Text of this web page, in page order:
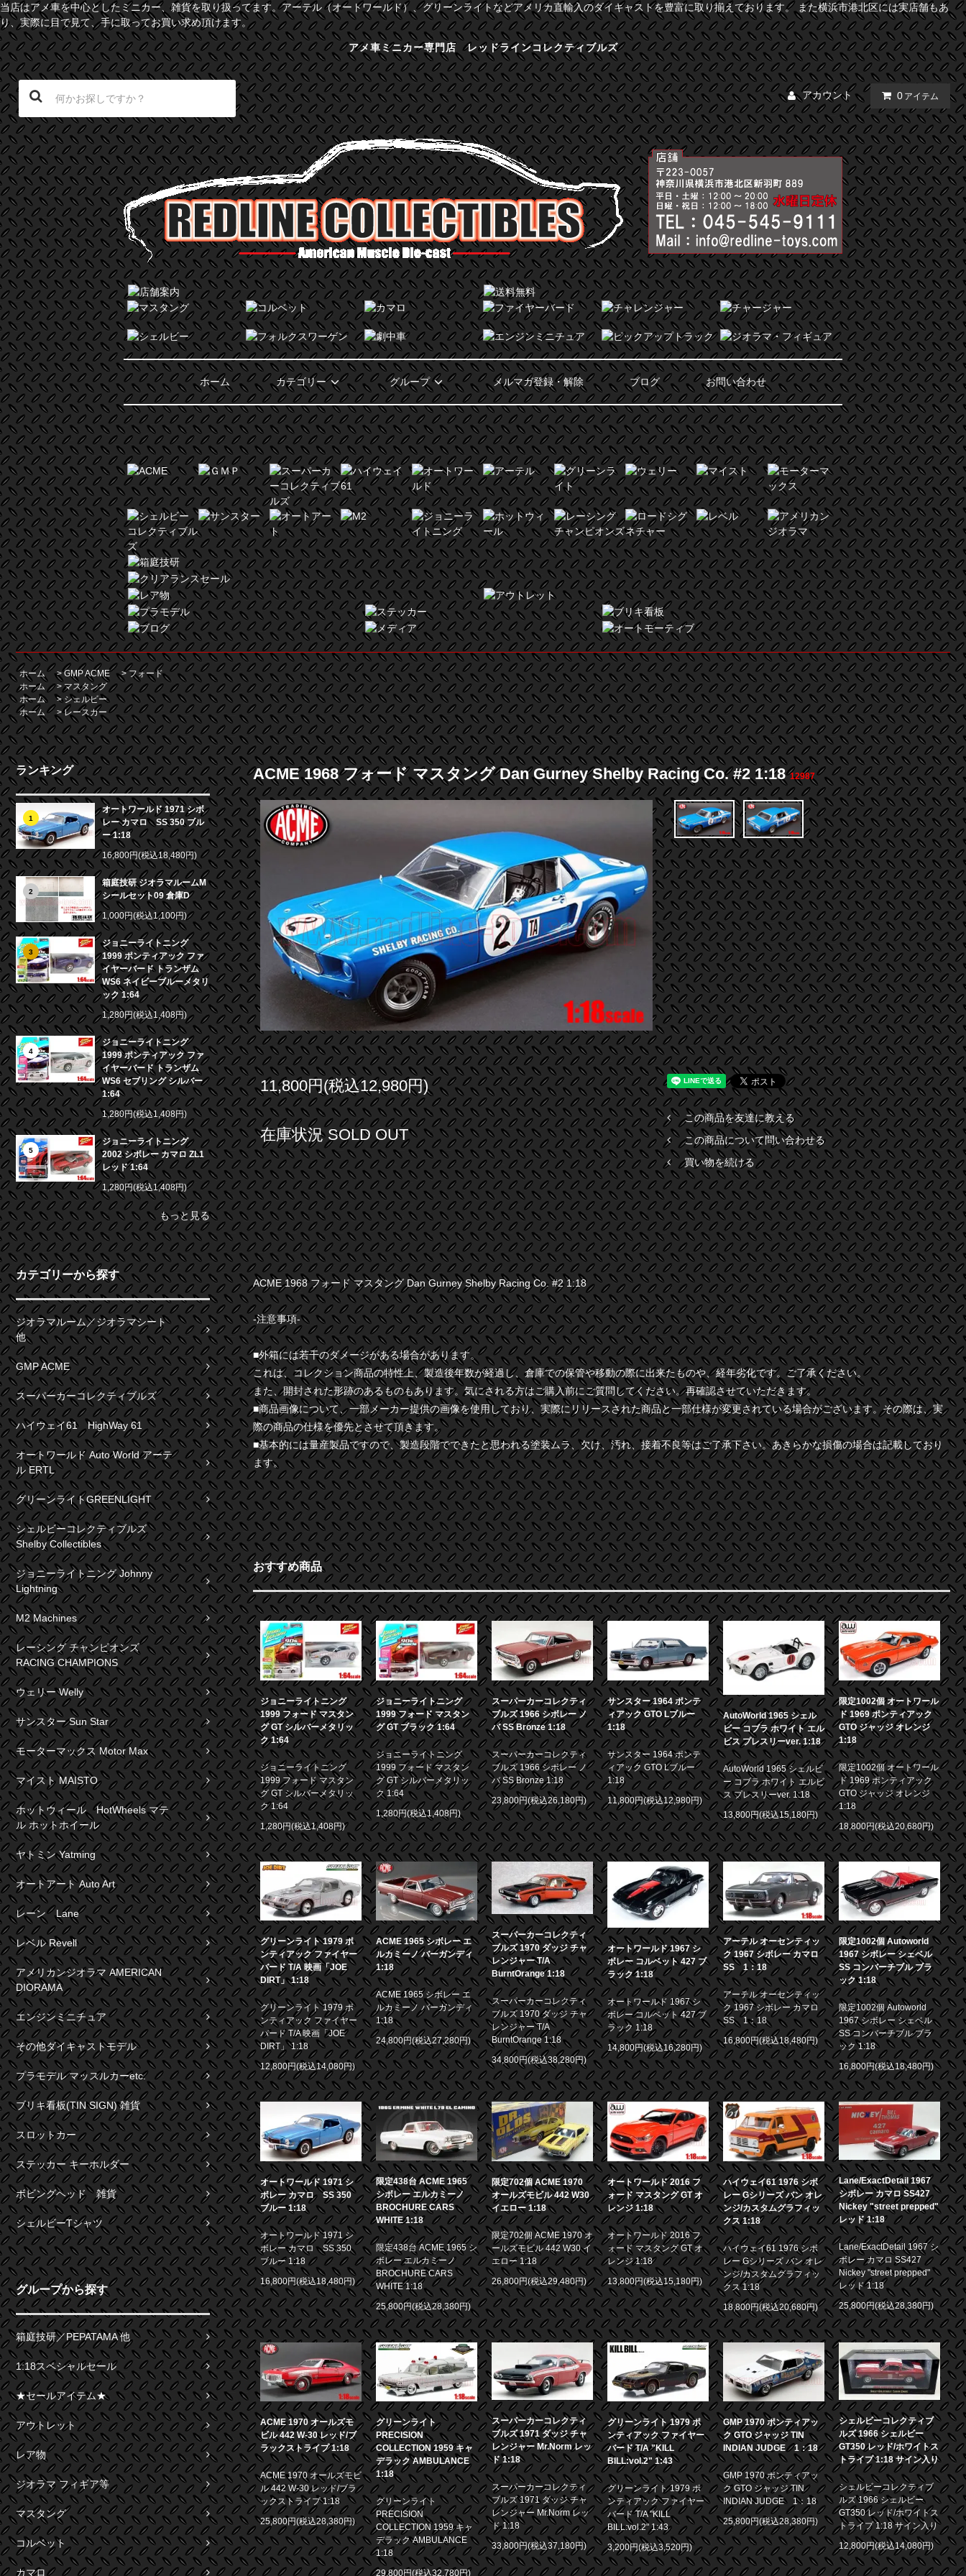
当店はアメ車を中心としたミニカー、雑貨を取り扱ってます。アーテル（オートワールド）、グリーンライトなどアメリカ直輸入のダイキャストを豊富に取り揃えております。 また横浜市港北区には実店舗もあ
り、実際に目で見て、手に取ってお買い求め頂けます。
アメ車ミニカー専門店 レッドラインコレクティブルズ
アカウント 0 アイテム
ホーム カテゴリー グループ メルマガ登録・解除 ブログ お問い合わせ
ホーム >GMP ACME >フォード
ホーム
>マスタング
ホーム
>シェルビー
ホーム
>レースカー
ランキング
1
オートワールド 1971 シボ
レー カマロ SS 350 ブル
ー 1:18
16,800円(税込18,480円)
2
箱庭技研 ジオラマルームM
シールセット09 倉庫D
1,000円(税込1,100円)
3
ジョニーライトニング
1999 ポンティアック ファ
イヤーバード トランザム
WS6 ネイビーブルーメタリ
ック 1:64
1,280円(税込1,408円)
4
ジョニーライトニング
1999 ポンティアック ファ
イヤーバード トランザム
WS6 セブリング シルバー
1:64
1,280円(税込1,408円)
5
ジョニーライトニング
2002 シボレー カマロ ZL1
レッド 1:64
1,280円(税込1,408円)
もっと見る
カテゴリーから探す
ジオラマルーム／ジオラマシート
他
GMP ACME
スーパーカーコレクティブルズ
ハイウェイ61 HighWay 61
オートワールド Auto World アーテ
ル ERTL
グリーンライトGREENLIGHT
シェルビーコレクティブルズ
Shelby Collectibles
ジョニーライトニング Johnny
Lightning
M2 Machines
レーシング チャンピオンズ
RACING CHAMPIONS
ウェリー Welly
サンスター Sun Star
モーターマックス Motor Max
マイスト MAISTO
ホットウィール HotWheels マテ
ル ホットホイール
ヤトミン Yatming
オートアート Auto Art
レーン Lane
レベル Revell
アメリカンジオラマ AMERICAN
DIORAMA
エンジンミニチュア
その他ダイキャストモデル
プラモデル マッスルカーetc.
ブリキ看板(TIN SIGN) 雑貨
スロットカー
ステッカー キーホルダー
ボビングヘッド 雑貨
シェルビーTシャツ
グループから探す
箱庭技研／PEPATAMA 他
1:18スペシャルセール
★セールアイテム★
アウトレット
レア物
ジオラマ フィギア等
マスタング
コルベット
カマロ
ACME 1968 フォード マスタング Dan Gurney Shelby Racing Co. #2 1:1812987
11,800円(税込12,980円)
在庫状況 SOLD OUT
この商品を友達に教える
この商品について問い合わせる
買い物を続ける
ACME 1968 フォード マスタング Dan Gurney Shelby Racing Co. #2 1:18
-注意事項-
■外箱には若干のダメージがある場合があります。
これは、コレクション商品の特性上、製造後年数が経過し、倉庫での保管や移動の際に出来たものや、経年劣化です。ご了承ください。
また、開封された形跡のあるものもあります。気にされる方はご購入前にご質問してください。再確認させていただきます。
■商品画像について、一部メーカー提供の画像を使用しており、実際にリリースされた商品と一部仕様が変更されている場合がございます。その際は、実
際の商品の仕様を優先とさせて頂きます。
■基本的には量産製品ですので、製造段階でできたと思われる塗装ムラ、欠け、汚れ、接着不良等はご了承下さい。あきらかな損傷の場合は記載しており
ます。
おすすめ商品
ジョニーライトニング
1999 フォード マスタン
グ GT シルバーメタリッ
ク 1:64
ジョニーライトニング
1999 フォード マスタン
グ GT シルバーメタリッ
ク 1:64
1,280円(税込1,408円)
ジョニーライトニング
1999 フォード マスタン
グ GT ブラック 1:64
ジョニーライトニング
1999 フォード マスタン
グ GT シルバーメタリッ
ク 1:64
1,280円(税込1,408円)
スーパーカーコレクティ
ブルズ 1966 シボレー ノ
バ SS Bronze 1:18
スーパーカーコレクティ
ブルズ 1966 シボレー ノ
バ SS Bronze 1:18
23,800円(税込26,180円)
サンスター 1964 ポンテ
ィアック GTO Lブルー
1:18
サンスター 1964 ポンテ
ィアック GTO Lブルー
1:18
11,800円(税込12,980円)
AutoWorld 1965 シェル
ビー コブラ ホワイト エル
ビス プレスリーver. 1:18
AutoWorld 1965 シェルビ
ー コブラ ホワイト エルビ
ス プレスリーver. 1:18
13,800円(税込15,180円)
限定1002個 オートワール
ド 1969 ポンティアック
GTO ジャッジ オレンジ
1:18
限定1002個 オートワール
ド 1969 ポンティアック
GTO ジャッジ オレンジ
1:18
18,800円(税込20,680円)
グリーンライト 1979 ポ
ンティアック ファイヤー
バード T/A 映画「JOE
DIRT」 1:18
グリーンライト 1979 ポ
ンティアック ファイヤー
バード T/A 映画「JOE
DIRT」 1:18
12,800円(税込14,080円)
ACME 1965 シボレー エ
ルカミーノ バーガンディ
1:18
ACME 1965 シボレー エ
ルカミーノ バーガンディ
1:18
24,800円(税込27,280円)
スーパーカーコレクティ
ブルズ 1970 ダッジ チャ
レンジャー T/A
BurntOrange 1:18
スーパーカーコレクティ
ブルズ 1970 ダッジ チャ
レンジャー T/A
BurntOrange 1:18
34,800円(税込38,280円)
オートワールド 1967 シ
ボレー コルベット 427 ブ
ラック 1:18
オートワールド 1967 シ
ボレー コルベット 427 ブ
ラック 1:18
14,800円(税込16,280円)
アーテル オーセンティッ
ク 1967 シボレー カマロ
SS 1：18
アーテル オーセンティッ
ク 1967 シボレー カマロ
SS 1：18
16,800円(税込18,480円)
限定1002個 Autoworld
1967 シボレー シェベル
SS コンバーチブル ブラ
ック 1:18
限定1002個 Autoworld
1967 シボレー シェベル
SS コンバーチブル ブラ
ック 1:18
16,800円(税込18,480円)
オートワールド 1971 シ
ボレー カマロ SS 350
ブルー 1:18
オートワールド 1971 シ
ボレー カマロ SS 350
ブルー 1:18
16,800円(税込18,480円)
限定438台 ACME 1965
シボレー エルカミーノ
BROCHURE CARS
WHITE 1:18
限定438台 ACME 1965 シ
ボレー エルカミーノ
BROCHURE CARS
WHITE 1:18
25,800円(税込28,380円)
限定702個 ACME 1970
オールズモビル 442 W30
イエロー 1:18
限定702個 ACME 1970 オ
ールズモビル 442 W30 イ
エロー 1:18
26,800円(税込29,480円)
オートワールド 2016 フ
ォード マスタング GT オ
レンジ 1:18
オートワールド 2016 フ
ォード マスタング GT オ
レンジ 1:18
13,800円(税込15,180円)
ハイウェイ61 1976 シボ
レー Gシリーズ バン オレ
ンジ/カスタムグラフィッ
クス 1:18
ハイウェイ61 1976 シボ
レー Gシリーズ バン オレ
ンジ/カスタムグラフィッ
クス 1:18
18,800円(税込20,680円)
Lane/ExactDetail 1967
シボレー カマロ SS427
Nickey "street prepped"
レッド 1:18
Lane/ExactDetail 1967 シ
ボレー カマロ SS427
Nickey "street prepped"
レッド 1:18
25,800円(税込28,380円)
ACME 1970 オールズモ
ビル 442 W-30 レッド/ブ
ラックストライプ 1:18
ACME 1970 オールズモビ
ル 442 W-30 レッド/ブラ
ックストライプ 1:18
25,800円(税込28,380円)
グリーンライト
PRECISION
COLLECTION 1959 キャ
デラック AMBULANCE
1:18
グリーンライト
PRECISION
COLLECTION 1959 キャ
デラック AMBULANCE
1:18
29,800円(税込32,780円)
スーパーカーコレクティ
ブルズ 1971 ダッジ チャ
レンジャー Mr.Norm レッ
ド 1:18
スーパーカーコレクティ
ブルズ 1971 ダッジ チャ
レンジャー Mr.Norm レッ
ド 1:18
33,800円(税込37,180円)
グリーンライト 1979 ポ
ンティアック ファイヤー
バード T/A "KILL
BILL:vol.2" 1:43
グリーンライト 1979 ポ
ンティアック ファイヤー
バード T/A "KILL
BILL:vol.2" 1:43
3,200円(税込3,520円)
GMP 1970 ポンティアッ
ク GTO ジャッジ TIN
INDIAN JUDGE 1：18
GMP 1970 ポンティアッ
ク GTO ジャッジ TIN
INDIAN JUDGE 1：18
25,800円(税込28,380円)
シェルビーコレクティブ
ルズ 1966 シェルビー
GT350 レッド/ホワイトス
トライプ 1:18 サイン入り
シェルビーコレクティブ
ルズ 1966 シェルビー
GT350 レッド/ホワイトス
トライプ 1:18 サイン入り
12,800円(税込14,080円)